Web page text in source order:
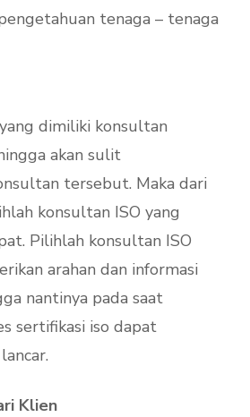
tenaga – tenaga
dimiliki konsultan
akan sulit
tersebut. Maka dari
konsultan ISO yang
Pilihlah konsultan ISO
arahan dan informasi
nantinya pada saat
sertifikasi iso dapat
Klien